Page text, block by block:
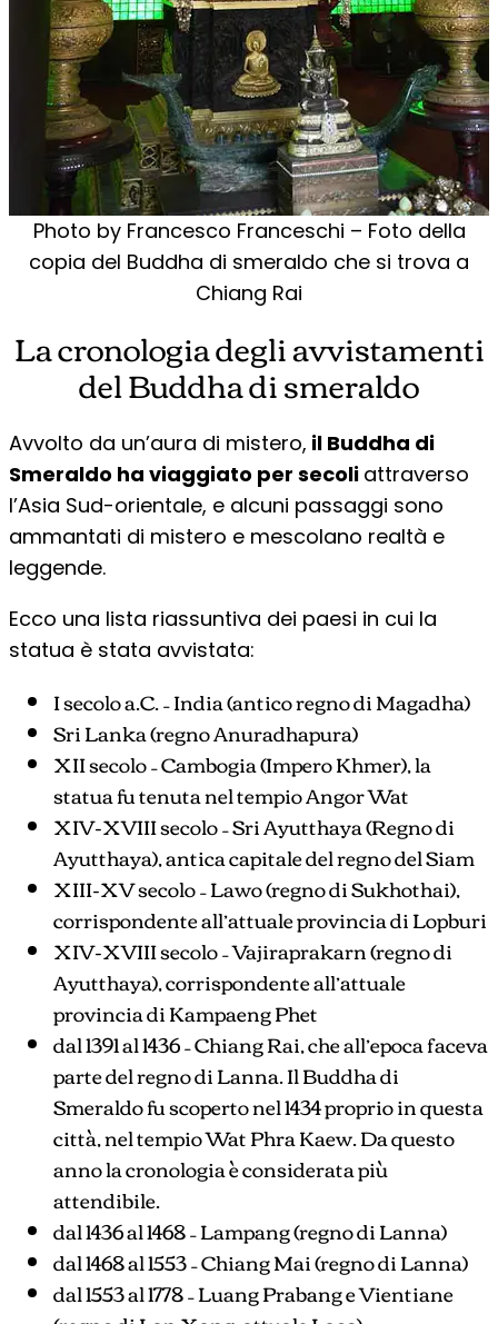
Photo by Francesco Franceschi – Foto della
copia del Buddha di smeraldo che si trova a
Chiang Rai
La cronologia degli avvistamenti
del Buddha di smeraldo
Avvolto da un’aura di mistero, il Buddha di
Smeraldo ha viaggiato per secoli attraverso
l’Asia Sud-orientale, e alcuni passaggi sono
ammantati di mistero e mescolano realtà e
leggende.
Ecco una lista riassuntiva dei paesi in cui la
statua è stata avvistata:
I secolo a.C. – India (antico regno di Magadha)
Sri Lanka (regno Anuradhapura)
XII secolo – Cambogia (Impero Khmer), la
statua fu tenuta nel tempio Angor Wat
XIV-XVIII secolo – Sri Ayutthaya (Regno di
Ayutthaya), antica capitale del regno del Siam
XIII-XV secolo – Lawo (regno di Sukhothai),
corrispondente all’attuale provincia di Lopburi
XIV-XVIII secolo – Vajiraprakarn (regno di
Ayutthaya), corrispondente all’attuale
provincia di Kampaeng Phet
dal 1391 al 1436 – Chiang Rai, che all’epoca faceva
parte del regno di Lanna. Il Buddha di
Smeraldo fu scoperto nel 1434 proprio in questa
città, nel tempio Wat Phra Kaew. Da questo
anno la cronologia è considerata più
attendibile.
dal 1436 al 1468 – Lampang (regno di Lanna)
dal 1468 al 1553 – Chiang Mai (regno di Lanna)
dal 1553 al 1778 – Luang Prabang e Vientiane